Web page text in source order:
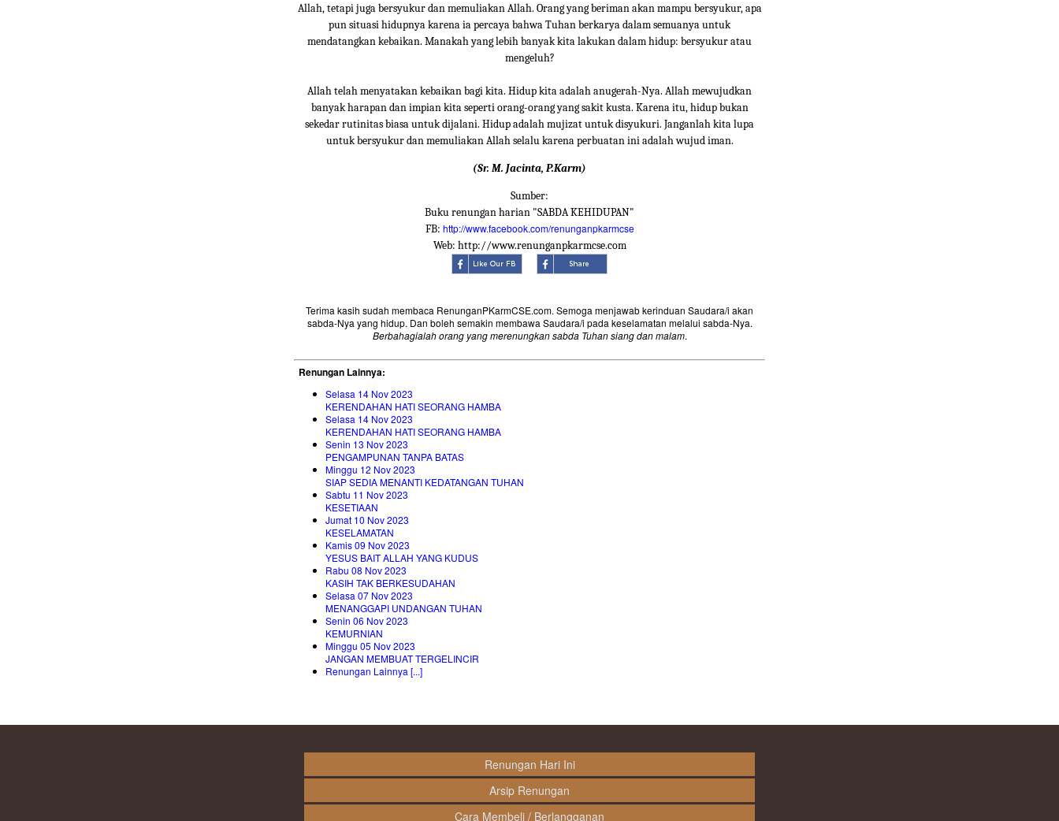
Allah, tetapi juga bersyukur dan memuliakan Allah. Orang yang beriman akan mampu bersyukur, apa
pun situasi hidupnya karena ia percaya bahwa Tuhan berkarya dalam semuanya untuk
mendatangkan kebaikan. Manakah yang lebih banyak kita lakukan dalam hidup: bersyukur atau
mengeluh?
Allah telah menyatakan kebaikan bagi kita. Hidup kita adalah anugerah-Nya. Allah mewujudkan
banyak harapan dan impian kita seperti orang-orang yang sakit kusta. Karena itu, hidup bukan
sekedar rutinitas biasa untuk dijalani. Hidup adalah mujizat untuk disyukuri. Janganlah kita lupa
untuk bersyukur dan memuliakan Allah selalu karena perbuatan ini adalah wujud iman.
(Sr. M. Jacinta, P.Karm)
Sumber:
Buku renungan harian "SABDA KEHIDUPAN"
FB: http://www.facebook.com/renunganpkarmcse
Web: http://www.renunganpkarmcse.com
Terima kasih sudah membaca RenunganPKarmCSE.com. Semoga menjawab kerinduan Saudara/i akan
sabda-Nya yang hidup. Dan boleh semakin membawa Saudara/i pada keselamatan melalui sabda-Nya.
Berbahagialah orang yang merenungkan sabda Tuhan siang dan malam.
Renungan Lainnya:
Selasa 14 Nov 2023
KERENDAHAN HATI SEORANG HAMBA
Selasa 14 Nov 2023
KERENDAHAN HATI SEORANG HAMBA
Senin 13 Nov 2023
PENGAMPUNAN TANPA BATAS
Minggu 12 Nov 2023
SIAP SEDIA MENANTI KEDATANGAN TUHAN
Sabtu 11 Nov 2023
KESETIAAN
Jumat 10 Nov 2023
KESELAMATAN
Kamis 09 Nov 2023
YESUS BAIT ALLAH YANG KUDUS
Rabu 08 Nov 2023
KASIH TAK BERKESUDAHAN
Selasa 07 Nov 2023
MENANGGAPI UNDANGAN TUHAN
Senin 06 Nov 2023
KEMURNIAN
Minggu 05 Nov 2023
JANGAN MEMBUAT TERGELINCIR
Renungan Lainnya [...]
Renungan Hari Ini
Arsip Renungan
Cara Membeli / Berlangganan